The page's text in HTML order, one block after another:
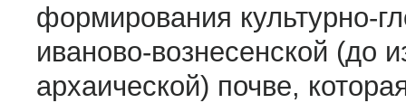
формирования культурно-
иваново-вознесенской (до
архаической) почве,